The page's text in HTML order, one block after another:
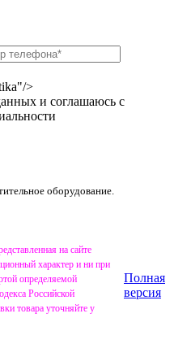
>
и соглашаюсь с
оборудование.
на сайте
характер и ни при
определяемой
Российской
товара уточняйте у
Полная
версия